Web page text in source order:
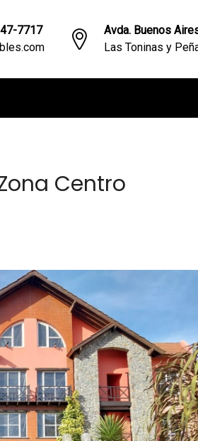
7717
Avda. Buenos
Las Toninas y
Centro